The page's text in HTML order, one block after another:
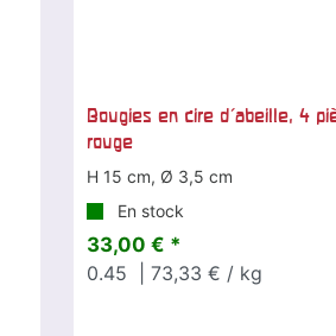
Bougies en cire d'abeille, 4
rouge
H 15 cm, Ø 3,5 cm
En stock
33,00 € *
0.45
| 73,33 € / kg